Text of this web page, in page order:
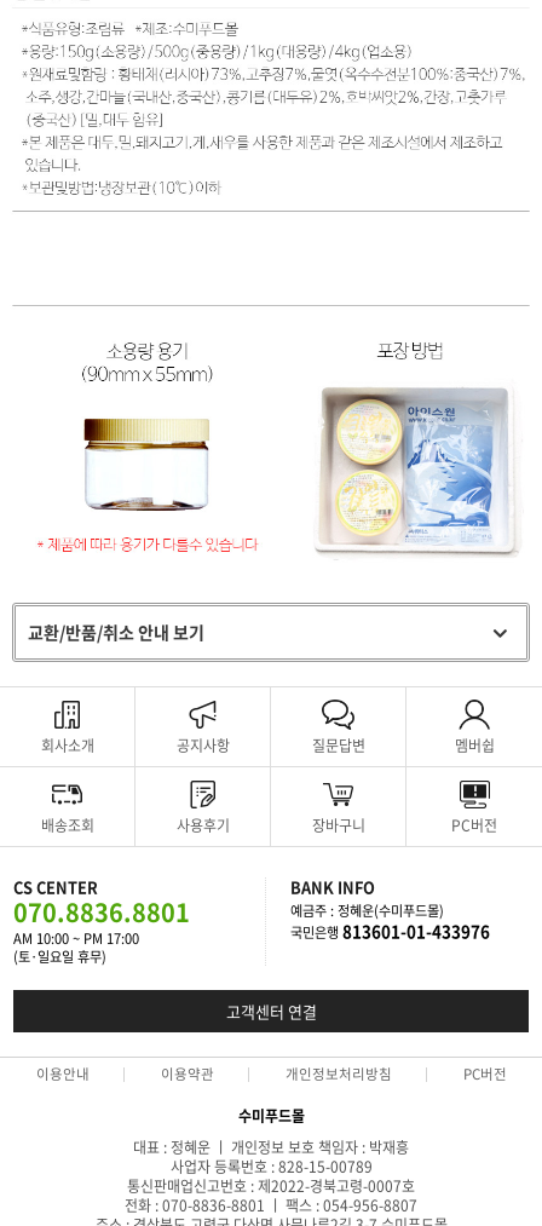
교환/반품/취소 안내 보기
회사소개 공지사항 질문답변 멤버쉽
배송조회 사용후기 장바구니 PC버전
CS CENTER
070.8836.8801
AM 10:00 ~ PM 17:00
(토·일요일 휴무)
BANK INFO
예금주 : 정혜운(수미푸드몰)
국민은행 813601-01-433976
고객센터 연결
이용안내 이용약관 개인정보처리방침 PC버전
수미푸드몰
대표 : 정혜운 ㅣ 개인정보 보호 책임자 : 박재흥
사업자 등록번호 : 828-15-00789
통신판매업신고번호 : 제2022-경북고령-0007호
전화 : 070-8836-8801 ㅣ 팩스 : 054-956-8807